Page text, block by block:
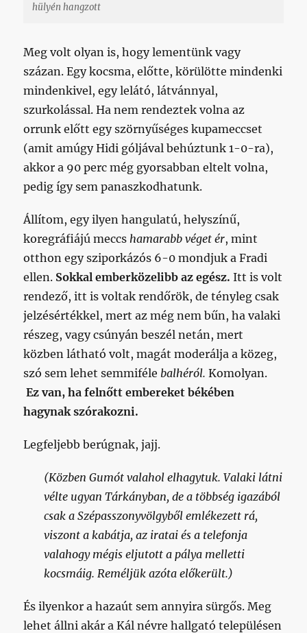
hülyén hangzott
Meg volt olyan is, hogy lementünk vagy
százan. Egy kocsma, előtte, körülötte mindenki
mindenkivel, egy lelátó, látvánnyal,
szurkolással. Ha nem rendeztek volna az
orrunk előtt egy szörnyűséges kupameccset
(amit amúgy Hidi góljával behúztunk 1-0-ra),
akkor a 90 perc még gyorsabban eltelt volna,
pedig így sem panaszkodhatunk.
Állítom, egy ilyen hangulatú, helyszínű,
koregráfiájú meccshamarabb véget ér, mint
otthon egy sziporkázós 6-0 mondjuk a Fradi
ellen. Sokkal emberközelibb az egész. Itt is volt
rendező, itt is voltak rendőrök, de tényleg csak
jelzésértékkel, mert az még nem bűn, ha valaki
részeg, vagy csúnyán beszél netán, mert
közben látható volt, magát moderálja a közeg,
szó sem lehet semmiféle balhéról. Komolyan.
Ez van, ha felnőtt embereket békében
hagynak szórakozni.
Legfeljebb berúgnak, jajj.
(Közben Gumót valahol elhagytuk. Valaki látni
vélte ugyan Tárkányban, de a többség igazából
csak a Szépasszonyvölgyből emlékezett rá,
viszont a kabátja, az iratai és a telefonja
valahogy mégis eljutott a pálya melletti
kocsmáig. Reméljük azóta előkerült.)
És ilyenkor a hazaút sem annyira sürgős. Meg
lehet állni akár a Kál névre hallgató településen